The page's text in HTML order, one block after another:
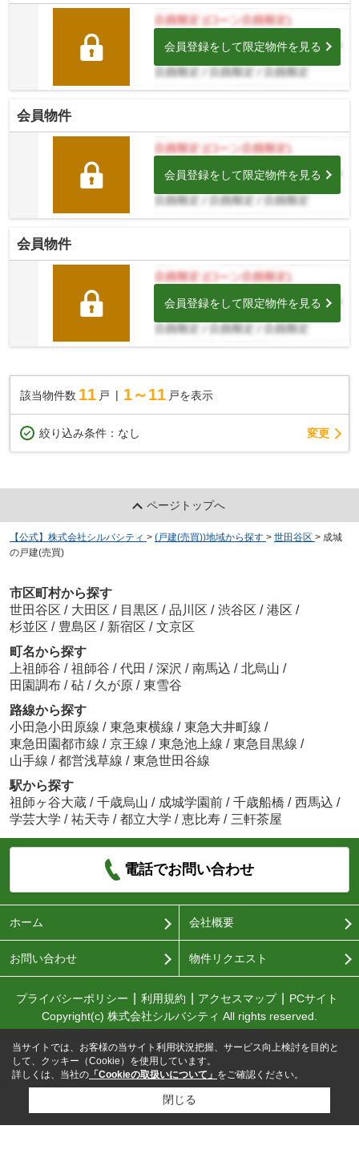
会員登録をして限定物件を見る
会員物件
会員登録をして限定物件を見る
会員物件
会員登録をして限定物件を見る
該当物件数 11 戸 1～11 戸を表示
絞り込み条件： なし 変更
ページトップへ
【公式】株式会社シルバシティ > (戸建(売買))地域から探す > 世田谷区 > 成城
の戸建(売買)
市区町村から探す
世田谷区 / 大田区 / 目黒区 / 品川区 / 渋谷区 / 港区 /
杉並区 / 豊島区 / 新宿区 / 文京区
町名から探す
上祖師谷 / 祖師谷 / 代田 / 深沢 / 南馬込 / 北烏山 /
田園調布 / 砧 / 久が原 / 東雪谷
路線から探す
小田急小田原線 / 東急東横線 / 東急大井町線 /
東急田園都市線 / 京王線 / 東急池上線 / 東急目黒線 /
山手線 / 都営浅草線 / 東急世田谷線
駅から探す
祖師ヶ谷大蔵 / 千歳烏山 / 成城学園前 / 千歳船橋 / 西馬込 /
学芸大学 / 祐天寺 / 都立大学 / 恵比寿 / 三軒茶屋
電話でお問い合わせ
ホーム 会社概要
お問い合わせ 物件リクエスト
プライバシーポリシー 利用規約 アクセスマップ
PCサイト
Copyright(c) 株式会社シルバシティ All rights reserved.
当サイトでは、お客様の当サイト利用状況把握、サービス向上検討を目的と
して、クッキー（Cookie）を使用しています。
詳しくは、当社の 「Cookieの取扱いについて」 をご確認ください。
閉じる